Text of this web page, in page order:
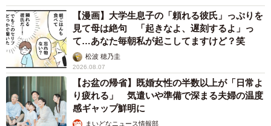
【漫画】大学生息子の「頼れる彼氏」っぷりを
見て母は絶句 「起きなよ、遅刻するよ」っ
て…あなた毎朝私が起こしてますけど？笑
松波 穂乃圭
2026.08.07
【お盆の帰省】既婚女性の半数以上が「日常よ
り疲れる」 気遣いや準備で深まる夫婦の温度
感ギャップ鮮明に
まいどなニュース情報部